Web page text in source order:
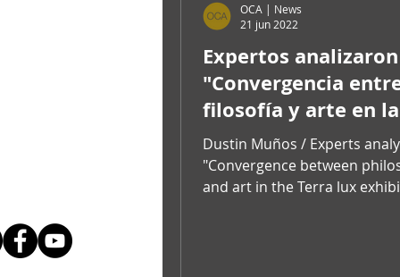
Expertos
"Convergencia
filosofía y arte en la
exposición Terra
Dustin Muños / Experts
"Convergence between
and art in the Terra lux
OCA | News
21 jun 2022